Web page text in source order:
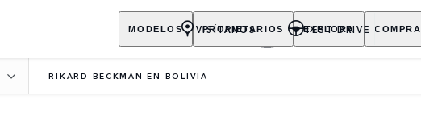
MODELOS PROPIETARIOS EXPLORA COMPRA
VISÍTANOS TEST DRIVE
RIKARD BECKMAN EN BOLIVIA